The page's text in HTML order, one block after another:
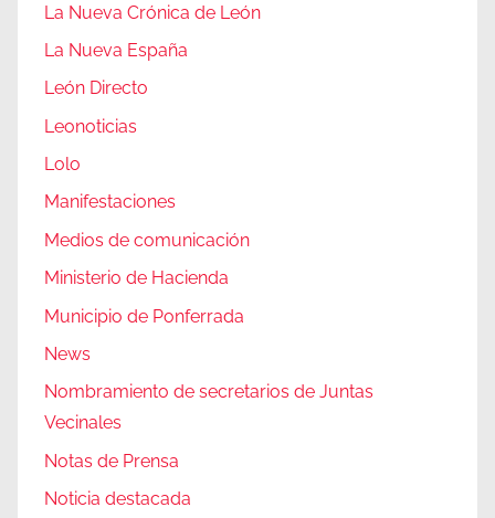
La Nueva Crónica de León
La Nueva España
León Directo
Leonoticias
Lolo
Manifestaciones
Medios de comunicación
Ministerio de Hacienda
Municipio de Ponferrada
News
Nombramiento de secretarios de Juntas
Vecinales
Notas de Prensa
Noticia destacada